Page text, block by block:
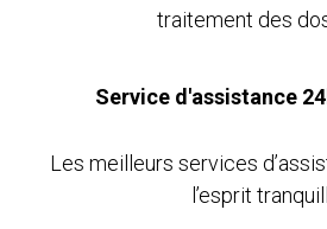
traitement des
Service d'assistance
Les meilleurs services
l’esprit